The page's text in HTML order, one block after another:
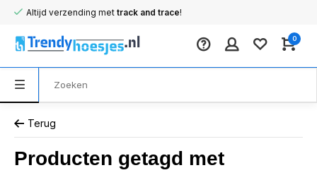
Altijd verzending met track and trace!
0
Terug
Producten getagd met